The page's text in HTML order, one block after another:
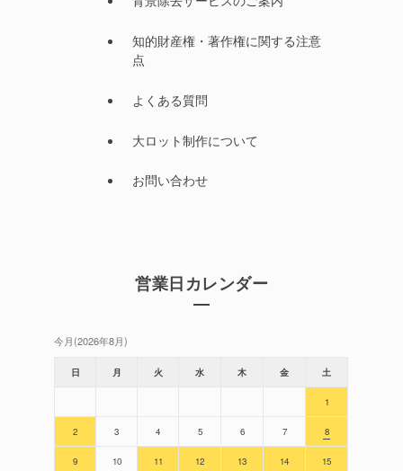
知的財産権・著作権に関する注意
点
よくある質問
大ロット制作について
お問い合わせ
営業日カレンダー
今月(2026年8月)
日 月 火 水 木 金 土
1
2 3 4 5 6 7 8
9 10 11 12 13 14 15